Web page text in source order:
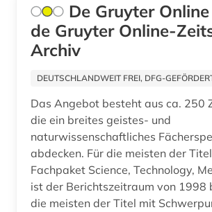
sportpraxis (1)
sportwissenschaft (6)
tanzsport (1)
test (1)
the new york times (1)
De Gruyter
de Gruyter Online-
Archiv
DEUTSCHLANDWEIT FREI, DFG-
Das Angebot besteht aus ca. 250
die ein breites geistes- und
naturwissenschaftliches
abdecken. Für die meisten der
Fachpaket Science, Technology,
ist der Berichtszeitraum von 1998
die meisten der Titel mit